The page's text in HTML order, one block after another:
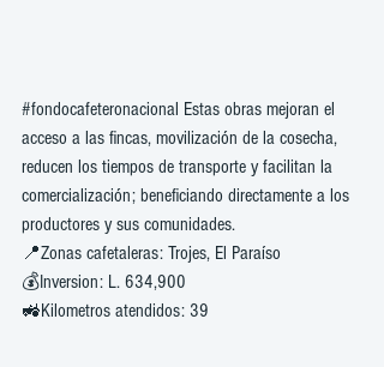
#fondocafeteronacional Estas obras mejoran el
acceso a las fincas, movilización de la cosecha,
reducen los tiempos de transporte y facilitan la
comercialización; beneficiando directamente a los
productores y sus comunidades.
📍Zonas cafetaleras: Trojes, El Paraíso
💰Inversion: L. 634,900
🚜Kilometros atendidos: 39